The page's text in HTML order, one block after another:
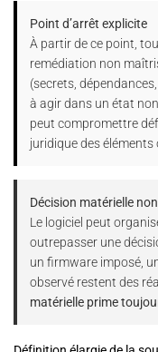
Point d’arrêt explicite
À partir de ce point,
remédiation non
(secrets,
à agir dans un état
peut compromettre
juridique des éléments
Décision matérielle
Le logiciel peut
outrepasser une
un firmware imposé,
observé restent des
matérielle prime